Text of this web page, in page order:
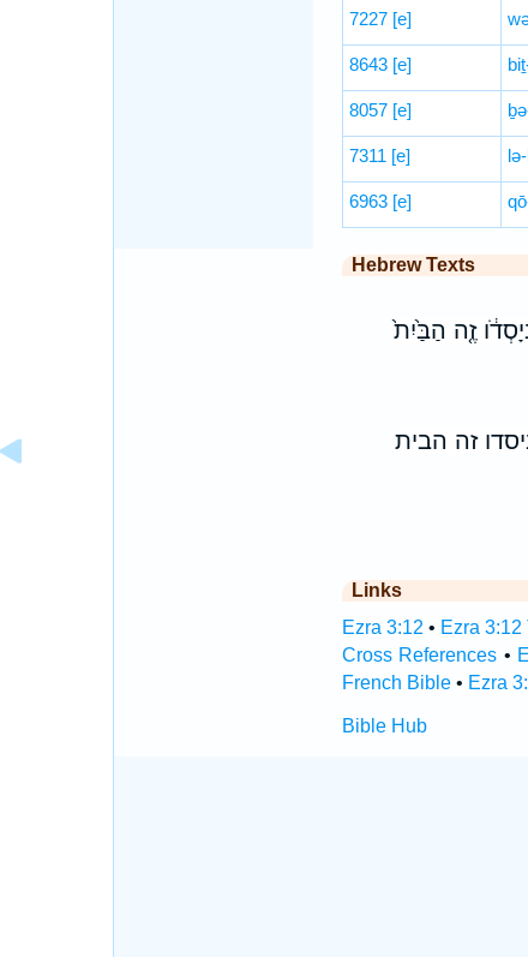
7227 [e]
8643 [e]
8057 [e]
7311 [e]
6963 [e]
Hebrew Texts
זֶ֤ה הַבַּ֙יִת֙
זה הבית
Links
Ezra 3:12 • Ezra 3:12
Cross References •
French Bible• Ezra
Bible Hub